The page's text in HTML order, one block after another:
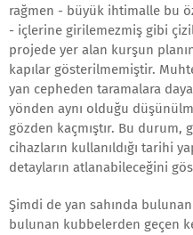
rağmen - büyük ihtimalle bu
- içlerine girilemezmiş gibi
projede yer alan kurşun
kapılar gösterilmemiştir.
yan cepheden taramalara
yönden aynı olduğu
gözden kaçmıştır. Bu
cihazların kullanıldığı tarihi
detayların atlanabileceğini
Şimdi de yan sahında
bulunan kubbelerden geçen